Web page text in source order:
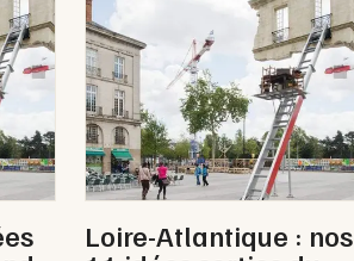
des sorties
en tournée
Loire-Atlantique : nos